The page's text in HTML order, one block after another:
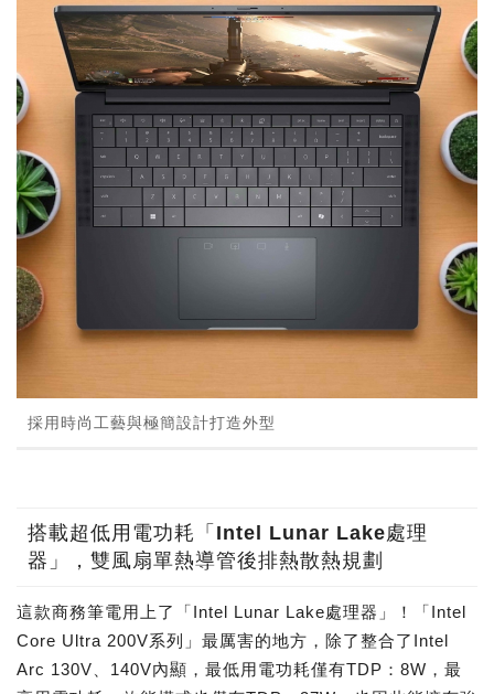
採用時尚工藝與極簡設計打造外型
搭載超低用電功耗「Intel Lunar Lake處理
器」，雙風扇單熱導管後排熱散熱規劃
這款商務筆電用上了「Intel Lunar Lake處理器」！「Intel
Core Ultra 200V系列」最厲害的地方，除了整合了Intel
Arc 130V、140V內顯，最低用電功耗僅有TDP：8W，最